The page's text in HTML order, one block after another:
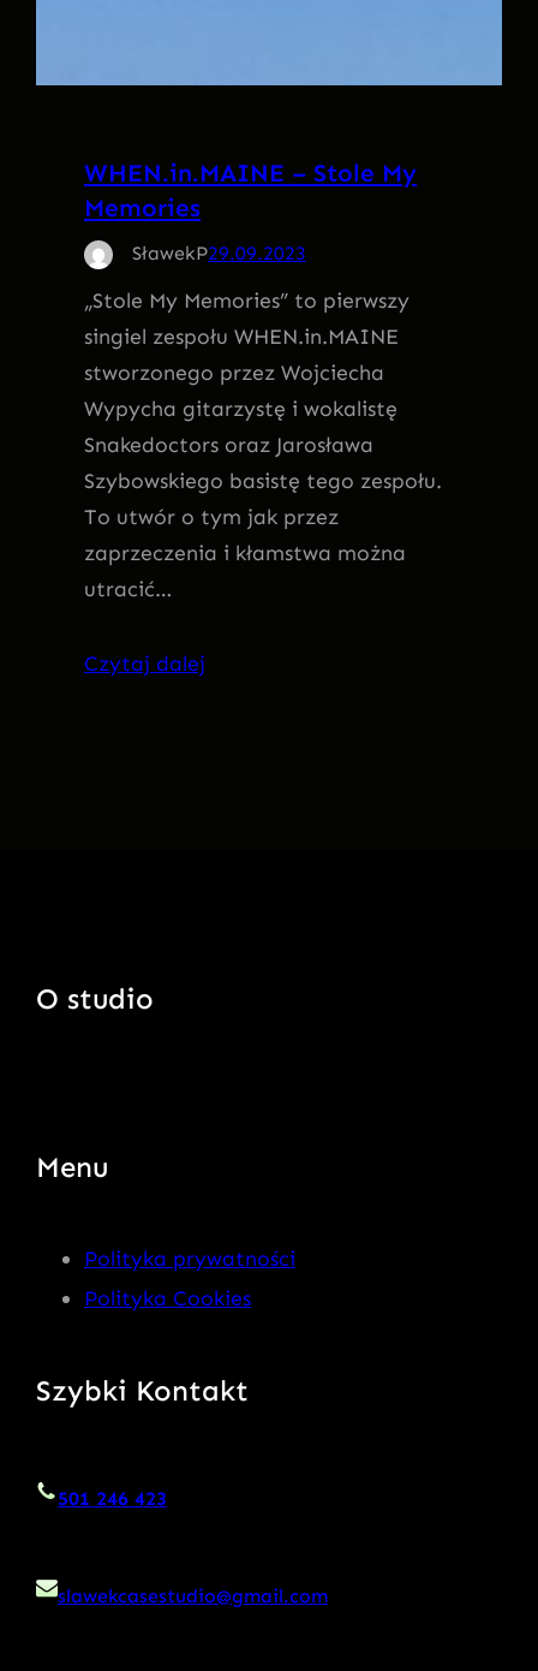
WHEN.in.MAINE – Stole My
Memories
SławekP29.09.2023
„Stole My Memories” to pierwszy
singiel zespołu WHEN.in.MAINE
stworzonego przez Wojciecha
Wypycha gitarzystę i wokalistę
Snakedoctors oraz Jarosława
Szybowskiego basistę tego zespołu.
To utwór o tym jak przez
zaprzeczenia i kłamstwa można
utracić…
Czytaj dalej
O studio
Menu
Polityka prywatności
Polityka Cookies
Szybki Kontakt
501 246 423
slawekcasestudio@gmail.com